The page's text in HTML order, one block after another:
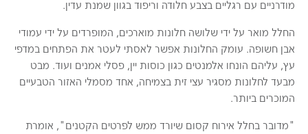
מודרניים עם רגליים בצבע חלודה וריפוד בגוון שמנת עדין.
החלל מואר על ידי שלושה חלונות מוארכים, המופרדים על ידי עמודי
אבן חשופה. עומק החלונות אפשר לאסתי לעטר את הפתחים במדפי
עץ, עליהם הונחו אלמנטים כגון כוסות יין, פסלי אמנים ועוד. מבט
מבעד לחלונות מסגיר עצי זית בצמיחה, אחד מסמלי האזור הטבעיים
המוכרים ביותר.
"מדובר בחלל אירוח קסום שיורד ממש לפרטים הקטנים", אומרת